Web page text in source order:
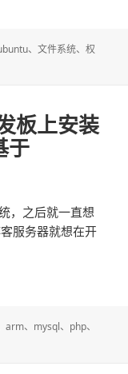
、文件系统、权
权限问题
板上安装
于
，之后就一直想
服务器就想在开
apache php mysql
arm、 mysql、 php、
php mysql基于ubuntu